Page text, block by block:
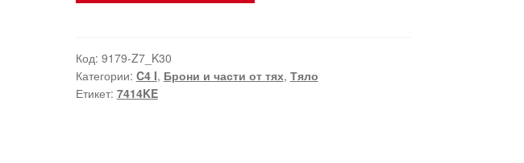
Coupe
задна
лява
Код: 9179-Z7_K30
Категории: C4 I, Брони и части от тях, Тяло
Етикет: 7414KE